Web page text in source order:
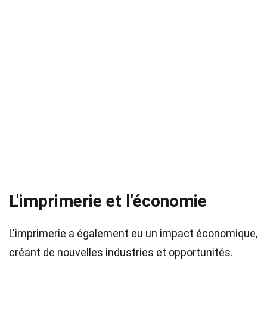
L'imprimerie et l'économie
L'imprimerie a également eu un impact économique,
créant de nouvelles industries et opportunités.